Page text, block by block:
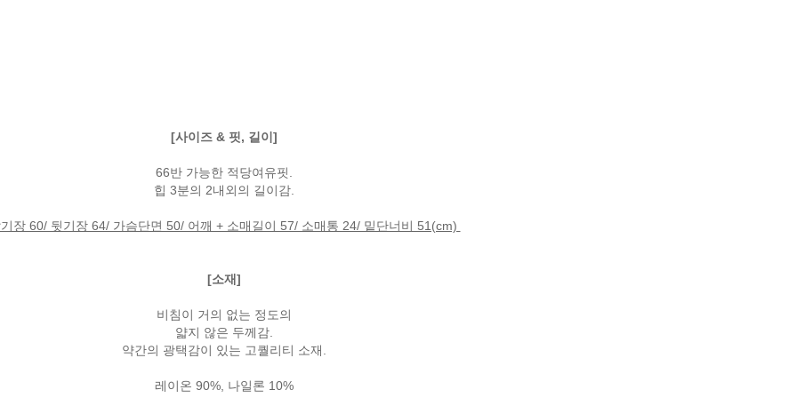
[사이즈 & 핏, 길이]
66반 가능한 적당여유핏.
힙 3분의 2내외의 길이감.
장 60/ 뒷기장 64/ 가슴단면 50/ 어깨 + 소매길이 57/ 소매통 24/ 밑단너비 51(cm)
[소재]
비침이 거의 없는 정도의
얇지 않은 두께감.
약간의 광택감이 있는 고퀄리티 소재.
레이온 90%, 나일론 10%